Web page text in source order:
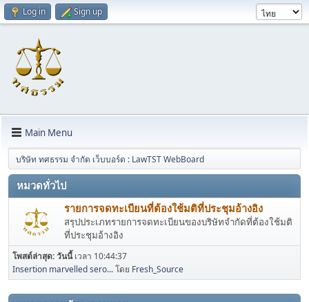
Log in Sign up
Main Menu
บริษัท ทศธรรม จำกัด เว็บบอร์ด : LawTST WebBoard
หมวดทั่วไป
รายการจดทะเบียนที่ต้องใช้มติที่ประชุมอ้างอิง
สรุปประเภทรายการจดทะเบียนของบริษัทจำกัดที่ต้องใช้มติ
ที่ประชุมอ้างอิง
โพสต์ล่าสุด:วันนี้เวลา 10:44:37
Insertion marvelled sero...โดย Fresh_Source